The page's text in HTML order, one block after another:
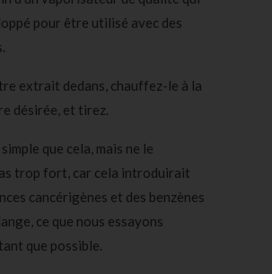
pour être utilisé avec des
extrait dedans, chauffez-le à la
désirée, et tirez.
simple que cela, mais ne le
trop fort, car cela introduirait
cancérigènes et des benzènes
ce que nous essayons
que possible.